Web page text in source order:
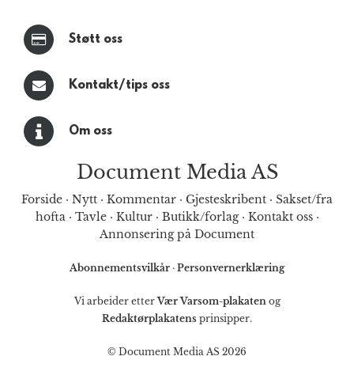
Støtt oss
Kontakt/tips oss
Om oss
Document Media AS
Forside · Nytt · Kommentar · Gjesteskribent · Sakset/fra
hofta· Tavle· Kultur· Butikk/forlag· Kontakt oss·
Annonsering på Document
Abonnementsvilkår · Personvernerklæring
Vi arbeider etterVær Varsom-plakatenog
Redaktørplakatens prinsipper.
© Document Media AS 2026